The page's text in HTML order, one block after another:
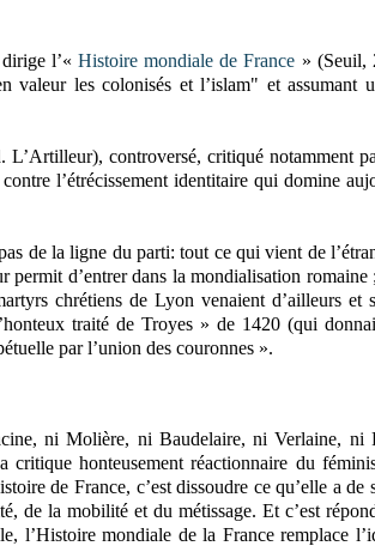
dirige l’« Histoire mondiale de France » (Seuil,
valeur les colonisés et l’islam" et assumant
L’Artilleur), controversé, critiqué notamment
l’étrécissement identitaire qui domine
de la ligne du parti: tout ce qui vient de
d’entrer dans la mondialisation romaine
chrétiens de Lyon venaient d’ailleurs et
traité de Troyes » de 1420 (qui
par l’union des couronnes ».
ni Molière, ni Baudelaire, ni Verlaine, ni
honteusement réactionnaire du
de France, c’est dissoudre ce qu’elle a de
de la mobilité et du métissage. Et c’est
l’Histoire mondiale de la France remplace